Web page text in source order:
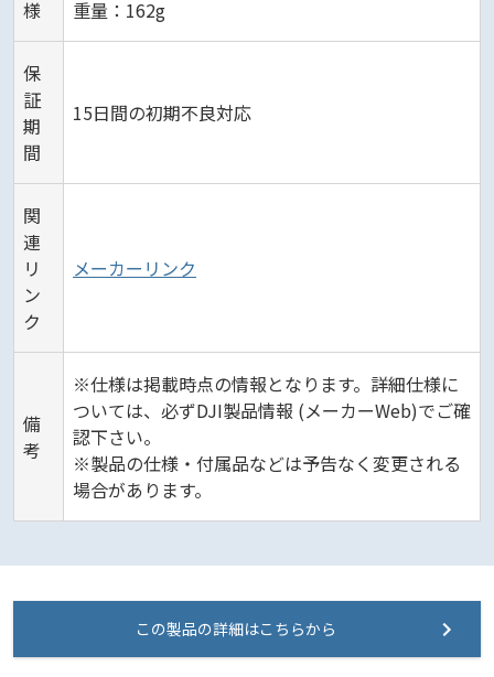
様
重量：162g
保
証
期
間
15日間の初期不良対応
関
連
リ
ン
ク
メーカーリンク
備
考
※仕様は掲載時点の情報となります。詳細仕様に
ついては、必ずDJI製品情報 (メーカーWeb)でご確
認下さい。
※製品の仕様・付属品などは予告なく変更される
場合があります。
この製品の詳細はこちらから